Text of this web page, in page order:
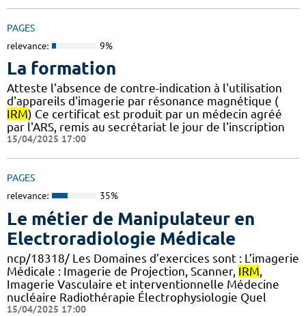
PAGES
relevance: 9%
La formation
Atteste l'absence de contre-indication à l'utilisation
d'appareils d'imagerie par résonance magnétique (
IRM) Ce certificat est produit par un médecin agréé
par l'ARS, remis au secrétariat le jour de l'inscription
15/04/2025 17:00
PAGES
relevance: 35%
Le métier de Manipulateur en
Electroradiologie Médicale
ncp/18318/ Les Domaines d’exercices sont : L’imagerie
Médicale : Imagerie de Projection, Scanner, IRM
Imagerie Vasculaire et interventionnelle Médecine
nucléaire Radiothérapie Électrophysiologie Quel
15/04/2025 17:00